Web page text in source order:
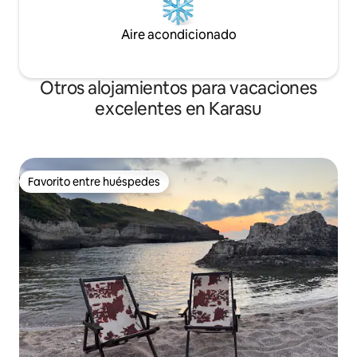
Aire acondicionado
Otros alojamientos para vacaciones
excelentes en Karasu
Favorito entre huéspedes
Favorito entre huéspedes